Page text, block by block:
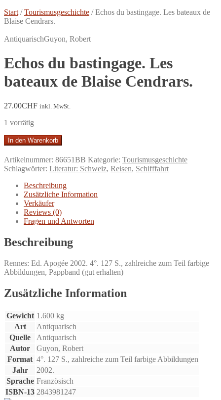
Start /Tourismusgeschichte /Echos du bastingage. Les bateaux de
Blaise Cendrars.
AntiquarischGuyon, Robert
Echos du bastingage. Les
bateaux de Blaise Cendrars.
27.00CHF inkl. MwSt.
1 vorrätig
Echos
du
bastingage.
Les
bateaux
Blaise
Cendrars.
Menge
In den Warenkorb
Artikelnummer: 86651BB Kategorie: Tourismusgeschichte
Schlagwörter: Literatur: Schweiz, Reisen, Schifffahrt
Beschreibung
Zusätzliche Information
Verkäufer
Reviews (0)
Fragen und Antworten
Beschreibung
Rennes: Ed. Apogée 2002. 4°. 127 S., zahlreiche zum Teil farbige
Abbildungen, Pappband (gut erhalten)
Zusätzliche Information
Gewicht 1.600 kg
Art
Antiquarisch
Quelle
Antiquarisch
Autor
Guyon, Robert
Format 4°. 127 S., zahlreiche zum Teil farbige Abbildungen
Jahr
2002.
Sprache Französisch
ISBN-13 2843981247